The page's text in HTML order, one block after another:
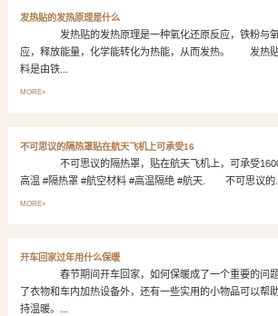
发热贴的发热原理是什么
发热贴的发热原理是一种氧化还原反应，铁粉与氧
应，释放能量，化学能转化为热能，从而发热。 发热
料是由铁...
MORE+
不可思议的隔热罩贴在航天飞机上可承受16
不可思议的隔热罩，贴在航天飞机上，可承受
高温 #隔热罩 #航空材料 #高温隔绝 #航天. 不可思议的...
MORE+
开车回家过年用什么保暖
春节期间开车回家，如何保暖成了一个重要的问
了衣物和车内加热设备外，还有一些实用的小物品可以帮
持温暖。...